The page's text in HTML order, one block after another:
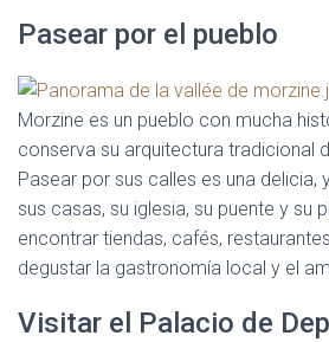
Pasear por el pueblo
Morzine es un pueblo con mucha
conserva su arquitectura tradicional
Pasear por sus calles es una delicia,
sus casas, su iglesia, su puente y su
encontrar tiendas, cafés,
degustar la gastronomía local y el
Visitar el Palacio de